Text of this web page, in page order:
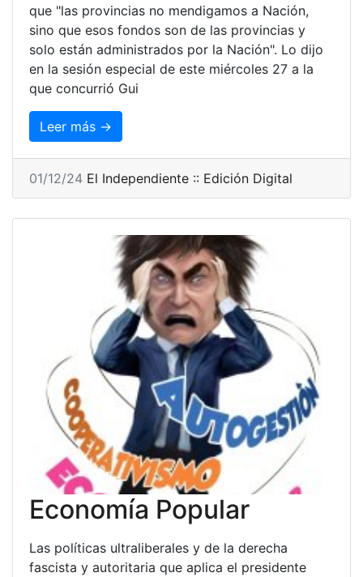
que "las provincias no mendigamos a Nación,
sino que esos fondos son de las provincias y
solo están administrados por la Nación". Lo dijo
en la sesión especial de este miércoles 27 a la
que concurrió Gui
Leer más →
01/12/24 El Independiente :: Edición Digital
Economía Popular
Las políticas ultraliberales y de la derecha
fascista y autoritaria que aplica el presidente